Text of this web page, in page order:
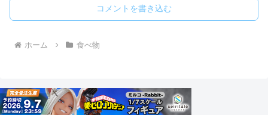
コメントを書き込む
ホーム 食べ物